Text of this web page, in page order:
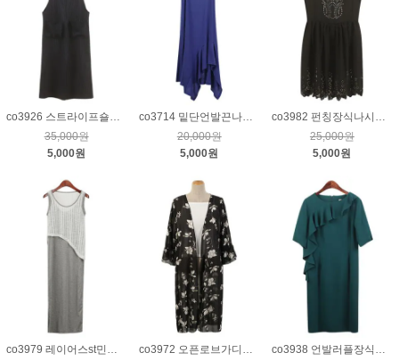
co3926 스트라이프숄더끈점프수트_네이비
35,000원
5,000원
co3714 밑단언발끈나시원피스_블루
20,000원
5,000원
co3982 펀칭장식나시원피스_블랙
25,000원
5,000원